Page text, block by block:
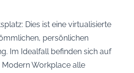
Dies ist eine virtualisierte
persönlichen
Im Idealfall befinden sich auf
Workplace alle